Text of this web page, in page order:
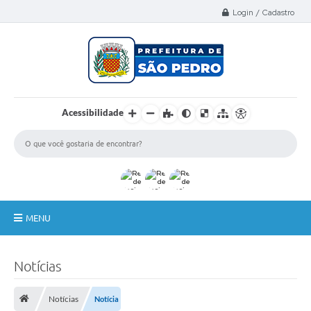
Login / Cadastro
Acessibilidade
MENU
Secretarias
Notícias
Notícias Notícia